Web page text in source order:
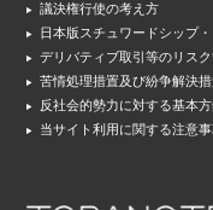
議決権行使の考え方
日本版スチュワードシップ
デリバティブ取引等のリス
苦情処理措置及び紛争解決
反社会的勢力に対する基本
当サイト利用に関する注意